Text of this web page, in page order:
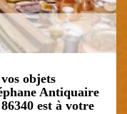
objets
Antiquaire
est à votre